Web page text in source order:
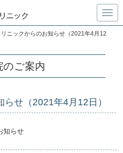
リニックからのお知らせ（2021年4月12
のご案内
せ（2021年4月12日）
知らせ